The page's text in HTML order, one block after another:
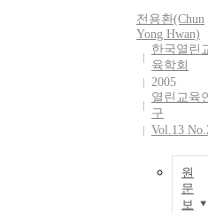
전용환(Chun
Yong Hwan)
한국열린
육학회
2005
열린교육
구
Vol.13
원
문
보